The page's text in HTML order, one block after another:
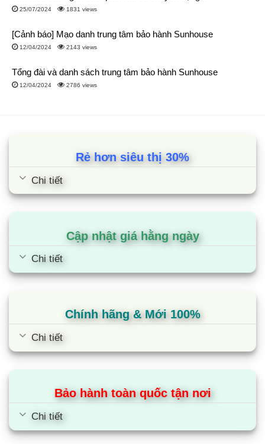
25/07/2024 1831 views
[Cảnh báo] Mạo danh trung tâm bảo hành Sunhouse
12/04/2024 2143 views
Tổng đài và danh sách trung tâm bảo hành Sunhouse
12/04/2024 2786 views
Rẻ hơn siêu thị 30%
Chi tiết
Cập nhật giá hằng ngày
Chi tiết
Chính hãng & Mới 100%
Chi tiết
Bảo hành toàn quốc tận nơi
Chi tiết